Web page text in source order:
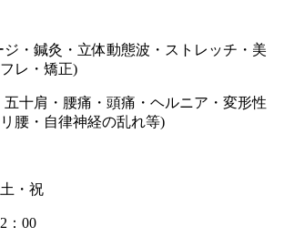
・鍼灸・立体動態波・ストレッチ・美
レ・矯正)
十肩・腰痛・頭痛・ヘルニア・変形性
腰・自律神経の乱れ等)
・祝
：00